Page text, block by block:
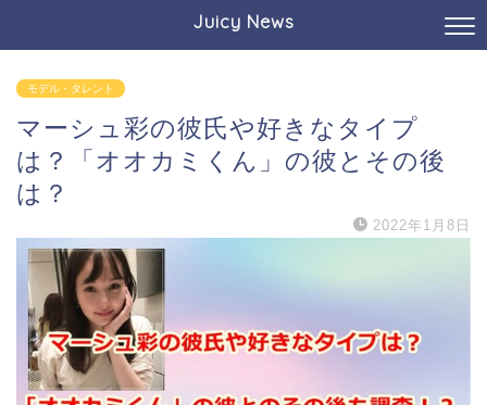
Juicy News
モデル・タレント
マーシュ彩の彼氏や好きなタイプ
は？「オオカミくん」の彼とその後
は？
2022年1月8日